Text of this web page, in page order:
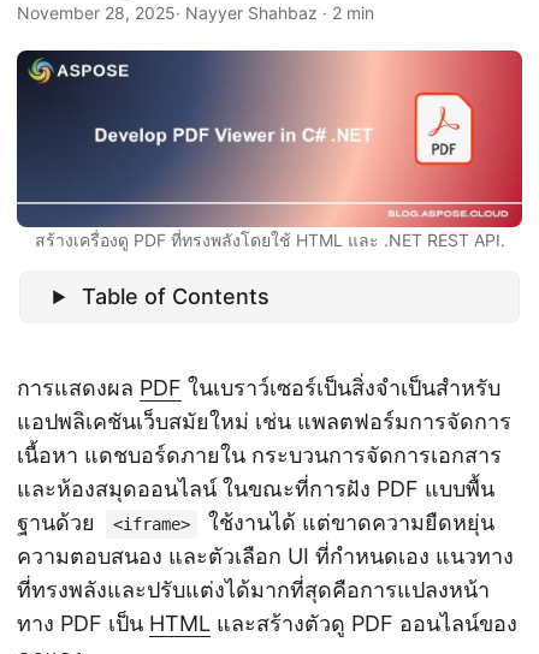
n
November 28, 2025· Nayyer Shahbaz · 2 min
สร้างเครื่องดู PDF ที่ทรงพลังโดยใช้ HTML และ .NET REST API.
Table of Contents
การแสดงผล PDF ในเบราว์เซอร์เป็นสิ่งจำเป็นสำหรับ
แอปพลิเคชันเว็บสมัยใหม่ เช่น แพลตฟอร์มการจัดการ
เนื้อหา แดชบอร์ดภายใน กระบวนการจัดการเอกสาร
และห้องสมุดออนไลน์ ในขณะที่การฝัง PDF แบบพื้น
ฐานด้วย
<iframe>
ใช้งานได้ แต่ขาดความยืดหยุ่น
ความตอบสนอง และตัวเลือก UI ที่กำหนดเอง แนวทาง
ที่ทรงพลังและปรับแต่งได้มากที่สุดคือการแปลงหน้า
ทาง PDF เป็น HTML และสร้างตัวดู PDF ออนไลน์ของ